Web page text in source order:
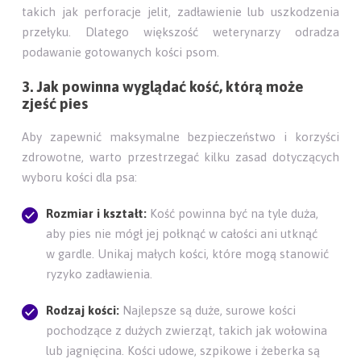
takich jak perforacje jelit, zadławienie lub uszkodzenia
przełyku. Dlatego większość weterynarzy odradza
podawanie gotowanych kości psom.
3. Jak powinna wyglądać kość, którą może
zjeść pies
Aby zapewnić maksymalne bezpieczeństwo i korzyści
zdrowotne, warto przestrzegać kilku zasad dotyczących
wyboru kości dla psa:
Rozmiar i kształt: Kość powinna być na tyle duża,
aby pies nie mógł jej połknąć w całości ani utknąć
w gardle. Unikaj małych kości, które mogą stanowić
ryzyko zadławienia.
Rodzaj kości: Najlepsze są duże, surowe kości
pochodzące z dużych zwierząt, takich jak wołowina
lub jagnięcina. Kości udowe, szpikowe i żeberka są